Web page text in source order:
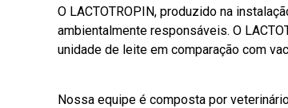
O LACTOTROPIN, produzido na
ambientalmente responsáveis. O
unidade de leite em comparação com
Nossa equipe é composta por